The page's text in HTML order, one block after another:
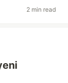
2 min read